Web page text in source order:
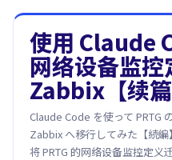
使用 Claude
网络设备监
Zabbix【续篇
Claude Code を使って PRTG
Zabbix へ移行してみた【続
将 PRTG 的网络设备监控定义